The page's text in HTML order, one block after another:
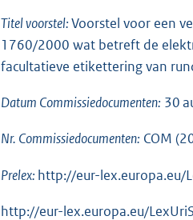
Titel voorstel:Voorstel voor een
1760/2000 wat betreft de
facultatieve etikettering van
Datum Commissiedocumenten: 30
Nr. Commissiedocumenten: COM
Prelex: http://eur-lex.europa.eu/
http://eur-lex.europa.eu/